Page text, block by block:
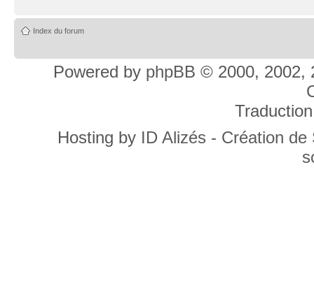
Index du forum
Powered by phpBB © 2000, 2002,
Hosting by ID Alizés - Création